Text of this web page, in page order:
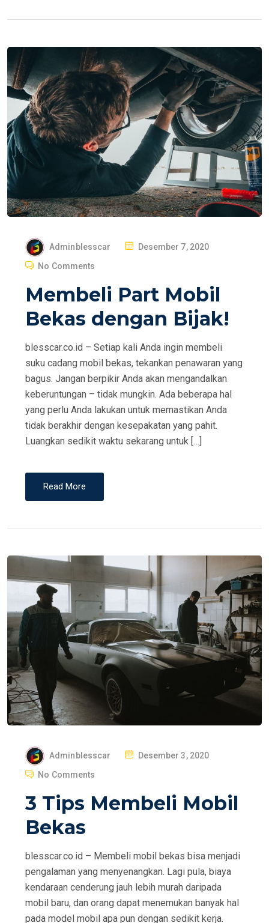
Adminblesscar
P
T
D
Desember 7, 2020
No Comments
Membeli Part Mobil
Bekas dengan Bijak!
blesscar.co.id – Setiap kali Anda ingin membeli
suku cadang mobil bekas, tekankan penawaran yang
bagus. Jangan berpikir Anda akan mengandalkan
keberuntungan – tidak mungkin. Ada beberapa hal
yang perlu Anda lakukan untuk memastikan Anda
tidak berakhir dengan kesepakatan yang pahit.
Luangkan sedikit waktu sekarang untuk […]
Read More
Adminblesscar
P
T
Desember 3, 2020
No Comments
3 Tips Membeli Mobil
Bekas
blesscar.co.id – Membeli mobil bekas bisa menjadi
pengalaman yang menyenangkan. Lagi pula, biaya
kendaraan cenderung jauh lebih murah daripada
mobil baru, dan orang dapat menemukan banyak hal
pada model mobil apa pun dengan sedikit kerja.